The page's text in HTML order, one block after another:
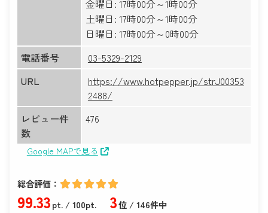
金曜日: 17時00分～1時00分
土曜日: 17時00分～1時00分
日曜日: 17時00分～0時00分
電話番号
03-5329-2129
URL
https://www.hotpepper.jp/strJ00353
2488/
レビュー件
数
476
Google MAPで見る
総合評価：
99.33pt./ 100pt. 3位 / 146件中